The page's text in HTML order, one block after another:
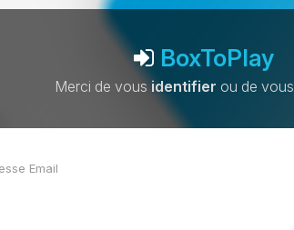
BoxToPlay
Merci de vousidentifier ou de vous